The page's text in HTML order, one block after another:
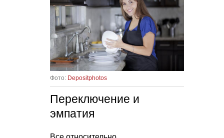
Фото: Depositphotos
Переключение и
эмпатия